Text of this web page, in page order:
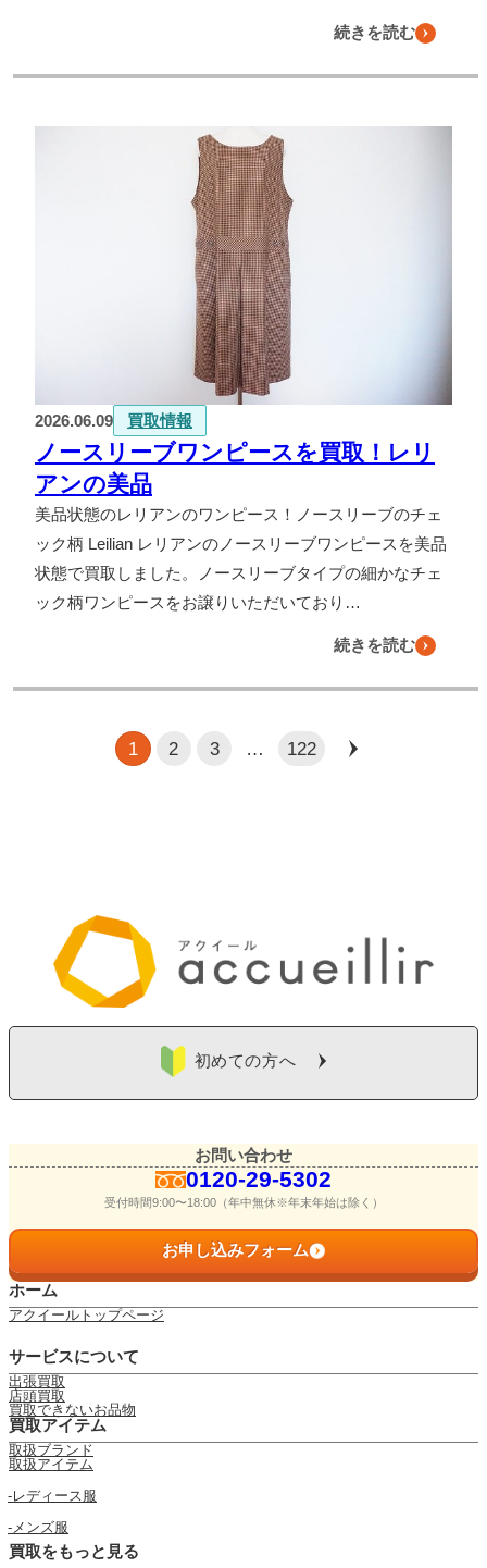
続きを読む
2026.06.09 買取情報
ノースリーブワンピースを買取！レリ
アンの美品
美品状態のレリアンのワンピース！ノースリーブのチェ
ック柄 Leilian レリアンのノースリーブワンピースを美品
状態で買取しました。ノースリーブタイプの細かなチェ
ック柄ワンピースをお譲りいただいており…
続きを読む
1 2 3 … 122
初めての方へ
お問い合わせ
0120-29-5302
受付時間9:00〜18:00（年中無休※年末年始は除く）
お申し込みフォーム
ホーム
アクイールトップページ
サービスについて
出張買取
店頭買取
買取できないお品物
買取アイテム
取扱ブランド
取扱アイテム
レディース服
メンズ服
買取をもっと見る